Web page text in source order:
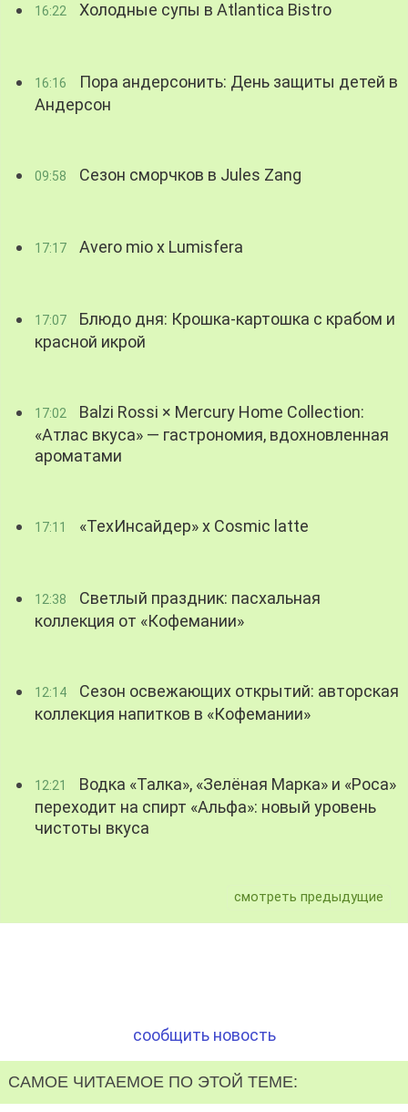
16:22 Холодные супы в Atlantica Bistro
16:16
Пора андерсонить: День защиты детей в
Андерсон
09:58 Сезон сморчков в Jules Zang
17:17 Avero mio x Lumisfera
17:07
Блюдо дня: Крошка-картошка с крабом и
красной икрой
17:02
Balzi Rossi × Mercury Home Collection:
«Атлас вкуса» — гастрономия, вдохновленная
ароматами
17:11 «ТехИнсайдер» х Cosmic latte
12:38
Светлый праздник: пасхальная
коллекция от «Кофемании»
12:14
Сезон освежающих открытий: авторская
коллекция напитков в «Кофемании»
12:21
Водка «Талка», «Зелёная Марка» и «Роса»
переходит на спирт «Альфа»: новый уровень
чистоты вкуса
смотреть предыдущие
сообщить новость
САМОЕ ЧИТАЕМОЕ ПО ЭТОЙ ТЕМЕ: